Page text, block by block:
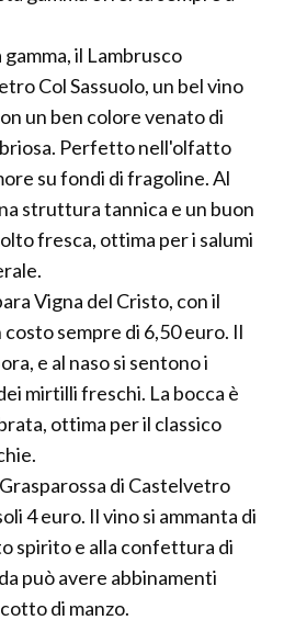
il Lambrusco
Col Sassuolo, un bel vino
un ben colore venato di
briosa. Perfetto nell'olfatto
su fondi di fragoline. Al
struttura tannica e un buon
fresca, ottima per i salumi
Vigna del Cristo, con il
sempre di 6,50 euro. Il
e al naso si sentono i
mirtilli freschi. La bocca è
ottima per il classico
di Castelvetro
4 euro. Il vino si ammanta di
spirito e alla confettura di
può avere abbinamenti
di manzo.